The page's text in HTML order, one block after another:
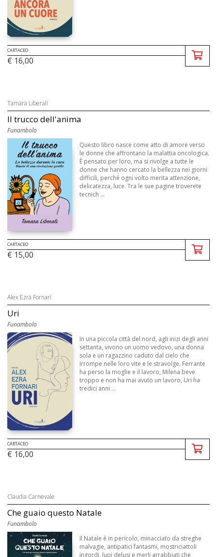
CARTACEO
€ 16,00
Tamara Liberali
Il trucco dell'anima
Funambolo
Questo libro nasce come atto di amore verso
le donne che affrontano la malattia oncologica.
È pensato per loro, ma si rivolge a tutte le
donne che hanno cercato la bellezza nei giorni
difficili, perché ogni volto merita attenzione,
delicatezza, luce. Tra le sue pagine troverete
tecnich ...
CARTACEO
€ 15,00
Alex Ezra Fornari
Uri
Funambolo
In una piccola città del nord, agli inizi degli anni
settanta, vivono un uomo vedovo, una donna
sola e un ragazzino caduto dal cielo che
irrompe nelle loro vite e le stravolge. Ferrante
ha perso la moglie e il lavoro, Milena beve
troppo e non ha mai avuto un lavoro, Uri ha
tredici anni ...
CARTACEO
€ 16,00
Claudia Carnevale
Che guaio questo Natale
Funambolo
Il Natale è in pericolo, minacciato da streghe
malvagie, antipatici fantasmi, mostriciattoli
ingordi, lupi delusi e merli arrabbiati che